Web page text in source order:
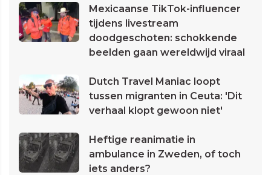
Mexicaanse TikTok-influencer
tijdens livestream
doodgeschoten: schokkende
beelden gaan wereldwijd viraal
Dutch Travel Maniac loopt
tussen migranten in Ceuta: 'Dit
verhaal klopt gewoon niet'
Heftige reanimatie in
ambulance in Zweden, of toch
iets anders?